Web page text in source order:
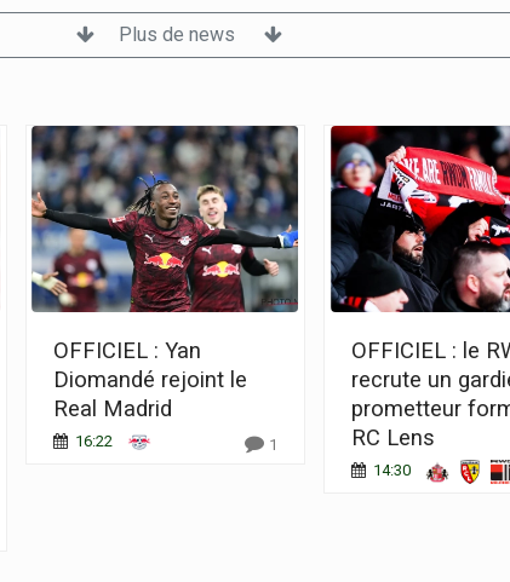
Plus de news
OFFICIEL : Yan
Diomandé rejoint le
Real Madrid
16:22 1
OFFICIEL : le
recrute un
prometteur
RC Lens
14:30